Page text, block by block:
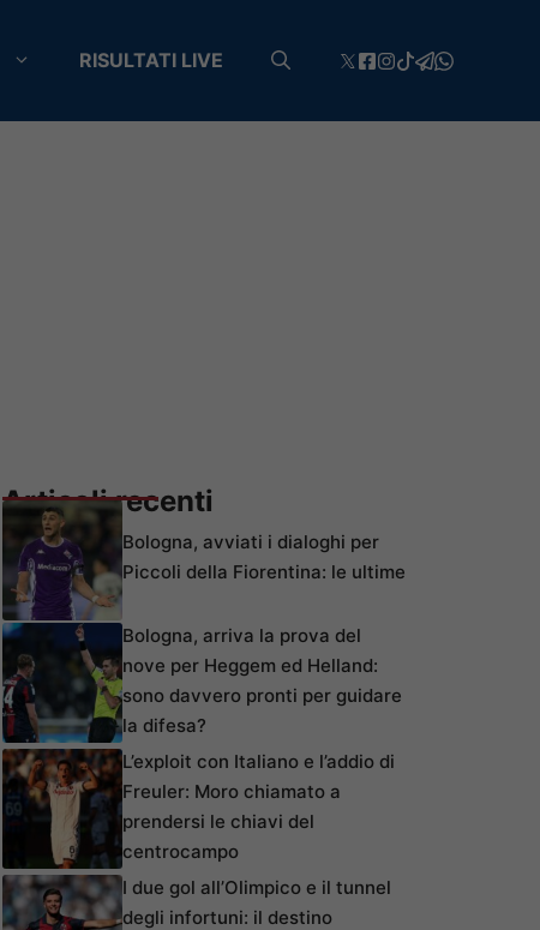
RISULTATI LIVE
Articoli recenti
Bologna, avviati i dialoghi per
Piccoli della Fiorentina: le ultime
Bologna, arriva la prova del
nove per Heggem ed Helland:
sono davvero pronti per guidare
la difesa?
L’exploit con Italiano e l’addio di
Freuler: Moro chiamato a
prendersi le chiavi del
centrocampo
I due gol all’Olimpico e il tunnel
degli infortuni: il destino